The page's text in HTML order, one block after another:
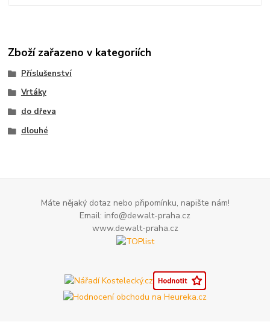
Zboží zařazeno v kategoriích
Příslušenství
Vrtáky
do dřeva
dlouhé
Máte nějaký dotaz nebo připomínku, napište nám!
Email: info@dewalt-praha.cz
www.dewalt-praha.cz